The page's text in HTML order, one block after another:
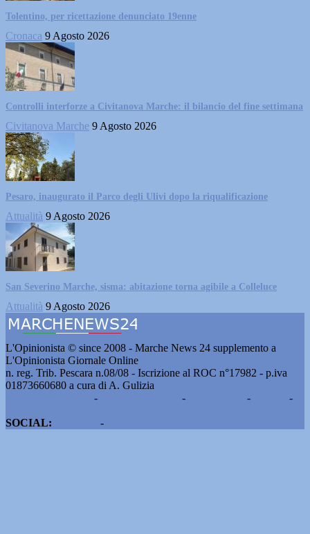
Tolentino, per ricettazione denunciato 19enne
Cronaca 9 Agosto 2026
Controlli interforze a Civitanova Marche: il bilancio del fine settimana
Civitanova Marche 9 Agosto 2026
Pesaro, inaugurato il Parco degli Ulivi dopo la riqualificazione
Attualità 9 Agosto 2026
San Severino Marche, sisma: abitazione torna agibile a Colleluce
Attualità 9 Agosto 2026
L'Opinionista © since 2008 - Marche News 24 supplemento a
L'Opinionista Giornale Online
n. reg. Trib. Pescara n.08/08 - Iscrizione al ROC n°17982 - p.iva
01873660680 a cura di A. Gulizia
- - -
-
SOCIAL:
-